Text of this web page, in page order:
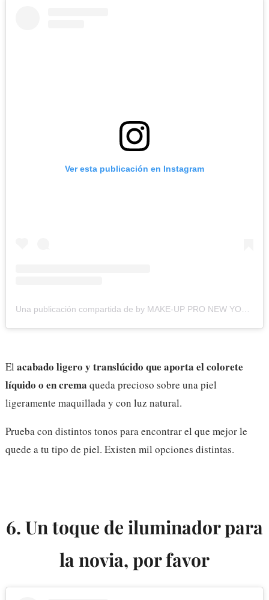
Ver esta publicación en Instagram
Una publicación compartida de by MAKE-UP PRO NEW YORK (@makeuppronewyork)
El acabado ligero y translúcido que aporta el colorete
líquido o en crema queda precioso sobre una piel
ligeramente maquillada y con luz natural.
Prueba con distintos tonos para encontrar el que mejor le
quede a tu tipo de piel. Existen mil opciones distintas.
6. Un toque de iluminador para
la novia, por favor